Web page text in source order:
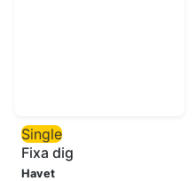
Single
Fixa dig
Havet